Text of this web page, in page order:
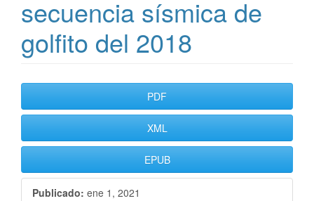
secuencia sísmica de
golfito del 2018
Barra
lateral
del
artículo
PDF
XML
EPUB
Publicado: ene 1, 2021